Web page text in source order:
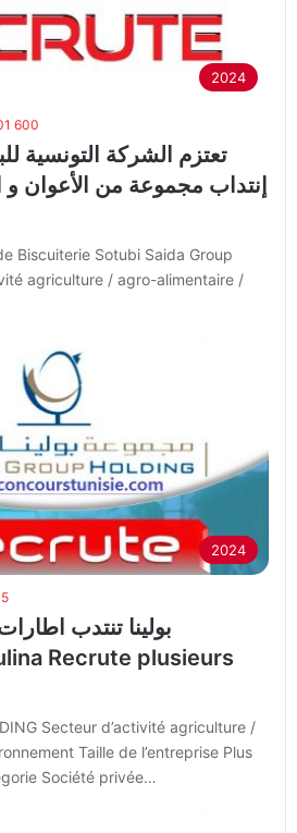
2024
600
تعتزم الشركة التونسية
إنتداب مجموعة من الأعوان
Biscuiterie Sotubi Saida Group
agriculture / agro-alimentaire /
2024
بولينا تنتدب
Secteur d’activité agriculture /
Taille de l’entreprise Plus
Société privée…